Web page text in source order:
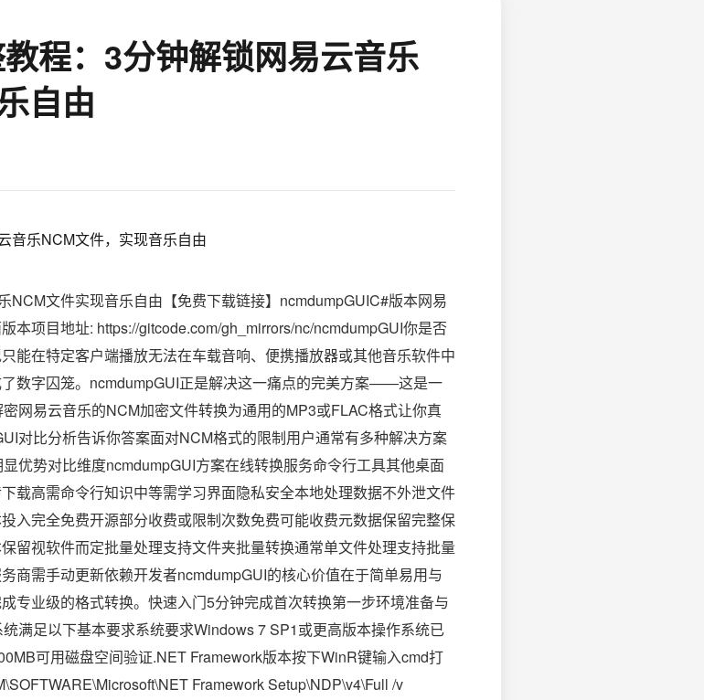
程：3分钟解锁网易云音乐
自由
NCM文件实现音乐自由【免费下载链接】ncmdumpGUIC#版本网易
本项目地址: https://gitcode.com/gh_mirrors/nc/ncmdumpGUI你是否
能在特定客户端播放无法在车载音响、便携播放器或其他音乐软件中
数字囚笼。ncmdumpGUI正是解决这一痛点的完美方案——这是一
网易云音乐的NCM加密文件转换为通用的MP3或FLAC格式让你真
对比分析告诉你答案面对NCM格式的限制用户通常有多种解决方案
优势对比维度ncmdumpGUI方案在线转换服务命令行工具其他桌面
载高需命令行知识中等需学习界面隐私安全本地处理数据不外泄文件
入完全免费开源部分收费或限制次数免费可能收费元数据保留完整保
留视软件而定批量处理支持文件夹批量转换通常单文件处理支持批量
商需手动更新依赖开发者ncmdumpGUI的核心价值在于简单易用与
专业级的格式转换。快速入门5分钟完成首次转换第一步环境准备与
满足以下基本要求系统要求Windows 7 SP1或更高版本操作系统已
可用磁盘空间验证.NET Framework版本按下WinR键输入cmd打
Framework Setup\NDP\v4\Full /v